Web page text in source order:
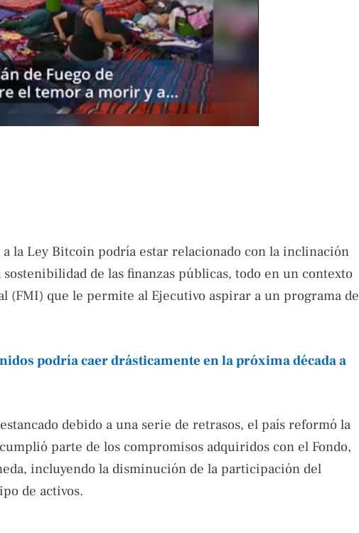
la Ley Bitcoin podría estar relacionado con la inclinación
de las finanzas públicas, todo en un contexto
(FMI) que le permite al Ejecutivo aspirar a un programa de
podría caer drásticamente en la próxima década a
debido a una serie de retrasos, el país reformó la
parte de los compromisos adquiridos con el Fondo,
incluyendo la disminución de la participación del
de activos.